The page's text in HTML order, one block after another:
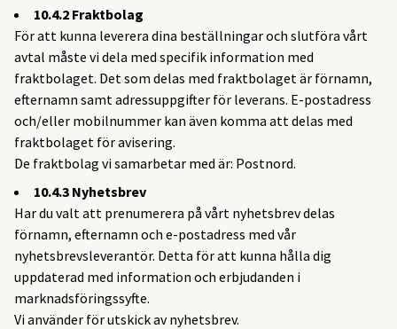
10.4.2 Fraktbolag
För att kunna leverera dina beställningar och slutföra vårt
avtal måste vi dela med specifik information med
fraktbolaget. Det som delas med fraktbolaget är förnamn,
efternamn samt adressuppgifter för leverans. E-postadress
och/eller mobilnummer kan även komma att delas med
fraktbolaget för avisering.
De fraktbolag vi samarbetar med är: Postnord.
10.4.3 Nyhetsbrev
Har du valt att prenumerera på vårt nyhetsbrev delas
förnamn, efternamn och e-postadress med vår
nyhetsbrevsleverantör. Detta för att kunna hålla dig
uppdaterad med information och erbjudanden i
marknadsföringssyfte.
Vi använder för utskick av nyhetsbrev.